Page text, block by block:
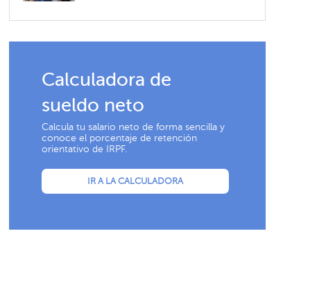
Calculadora de
sueldo neto
Calcula tu salario neto de forma sencilla y
conoce el porcentaje de retención
orientativo de IRPF.
IR A LA CALCULADORA